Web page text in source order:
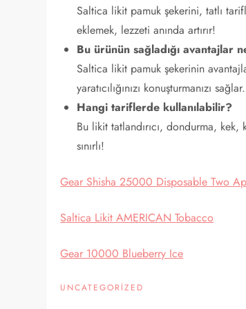
Saltica likit pamuk şekerini, tatlı
eklemek, lezzeti anında artırır!
Bu ürünün sağladığı avantajlar
Saltica likit pamuk şekerinin
yaratıcılığınızı konuşturmanızı sağlar.
Hangi tariflerde kullanılabilir?
Bu likit tatlandırıcı, dondurma,
sınırlı!
Gear Shisha 25000 Disposable Two
Saltica Likit AMERICAN Tobacco
Gear 10000 Blueberry Ice
UNCATEGORIZED